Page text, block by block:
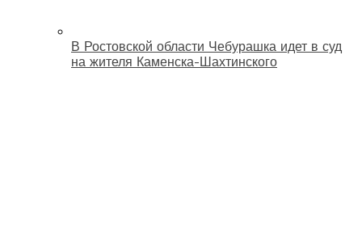
В Ростовской области Чебурашка идет в суд
на жителя Каменска-Шахтинского